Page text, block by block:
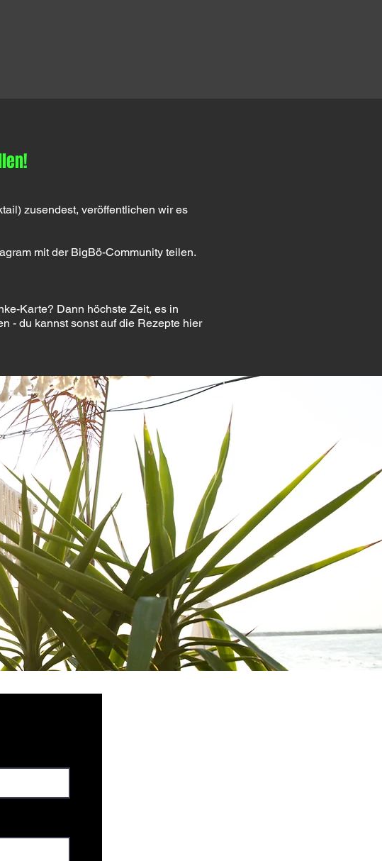
zusendest, veröffentlichen wir es
mit der BigBö-Community teilen.
Karte? Dann höchste Zeit, es in
- du kannst sonst auf die Rezepte hier